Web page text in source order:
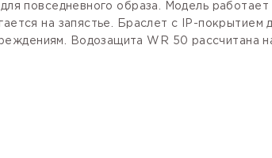
повседневного образа. Модель
на запястье. Браслет с IP-покрытием
Водозащита WR 50 рассчитана